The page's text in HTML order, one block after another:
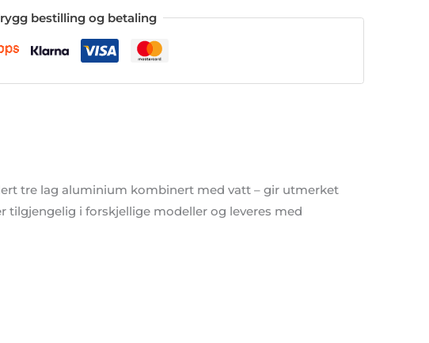
bestilling og betaling
tre lag aluminium kombinert med vatt – gir utmerket
tilgjengelig i forskjellige modeller og leveres med